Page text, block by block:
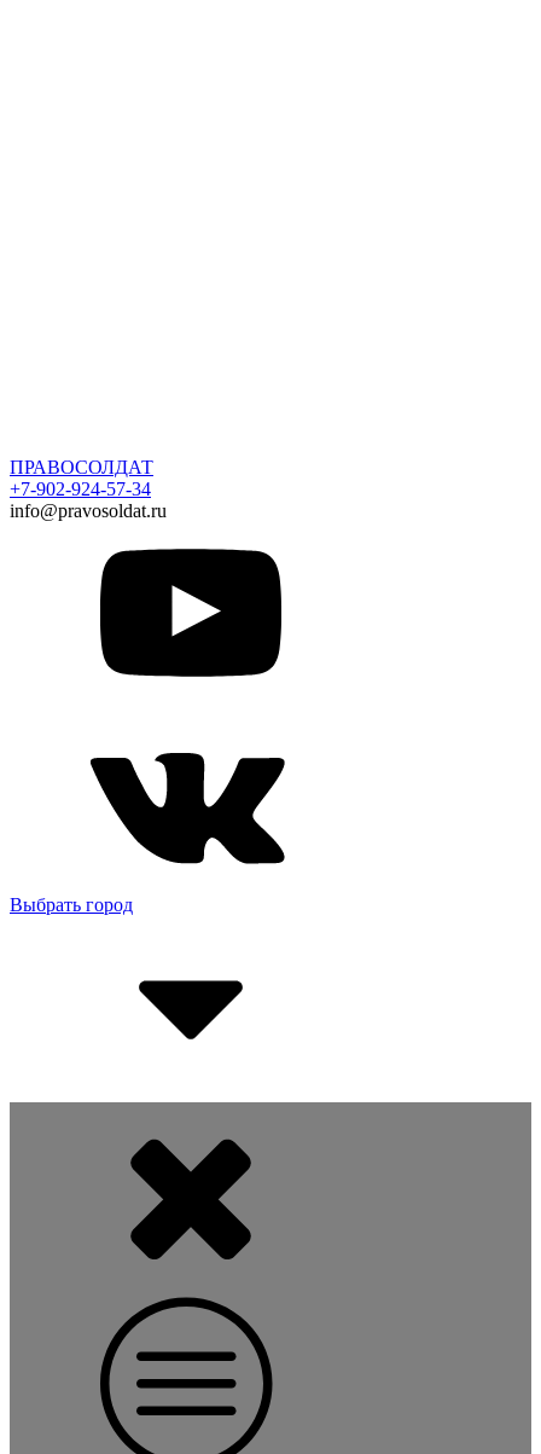
ПРАВОСОЛДАТ
+7-902-924-57-34
info@pravosoldat.ru
Выбрать город